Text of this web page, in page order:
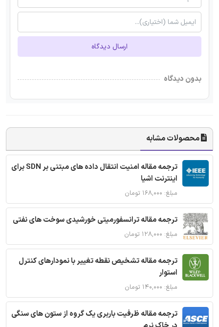
ارسال دیدگاه
بدون دیدگاه
محصولات مشابه
ترجمه مقاله امنیت انتقال داده های مبتنی بر SDN برای
اینترنت اشیا
مبلغ: ۱۶۸,۰۰۰ تومان
ترجمه مقاله ترانسفورمیتی خورشیدی سوخت های نفتی
مبلغ: ۱۲۸,۰۰۰ تومان
ترجمه مقاله تشخیص نقطه تغییر با نمودارهای کنترل
استوار
مبلغ: ۱۴۰,۰۰۰ تومان
ترجمه مقاله ظرفیت باربری یک گروه از ستون های سنگی